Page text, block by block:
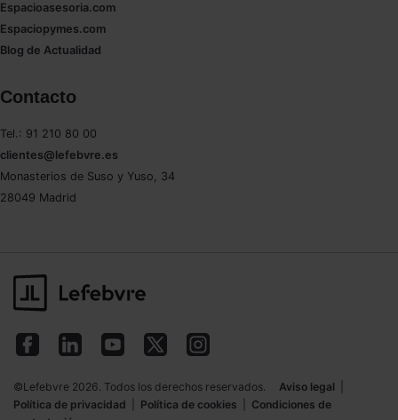
Espacioasesoria.com
Espaciopymes.com
Blog de Actualidad
Contacto
Tel.: 91 210 80 00
clientes@lefebvre.es
Monasterios de Suso y Yuso, 34
28049 Madrid
©Lefebvre 2026. Todos los derechos reservados. Aviso legal
Política de privacidad
Política de cookies
Condiciones de